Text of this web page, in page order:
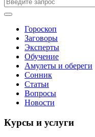
Гороскоп
Заговоры
Эксперты
Обучение
Амулеты и обереги
Сонник
Статьи
Вопросы
Новости
Курсы и услуги